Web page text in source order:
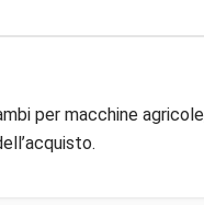
per macchine